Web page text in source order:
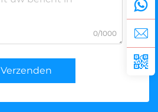
0/1000
Verzenden